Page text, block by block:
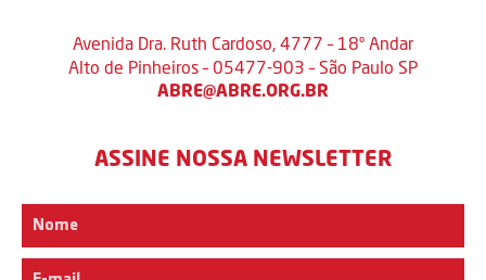
Avenida Dra. Ruth Cardoso, 4777 – 18º Andar
Alto de Pinheiros – 05477-903 – São Paulo SP
ABRE@ABRE.ORG.BR
ASSINE NOSSA NEWSLETTER